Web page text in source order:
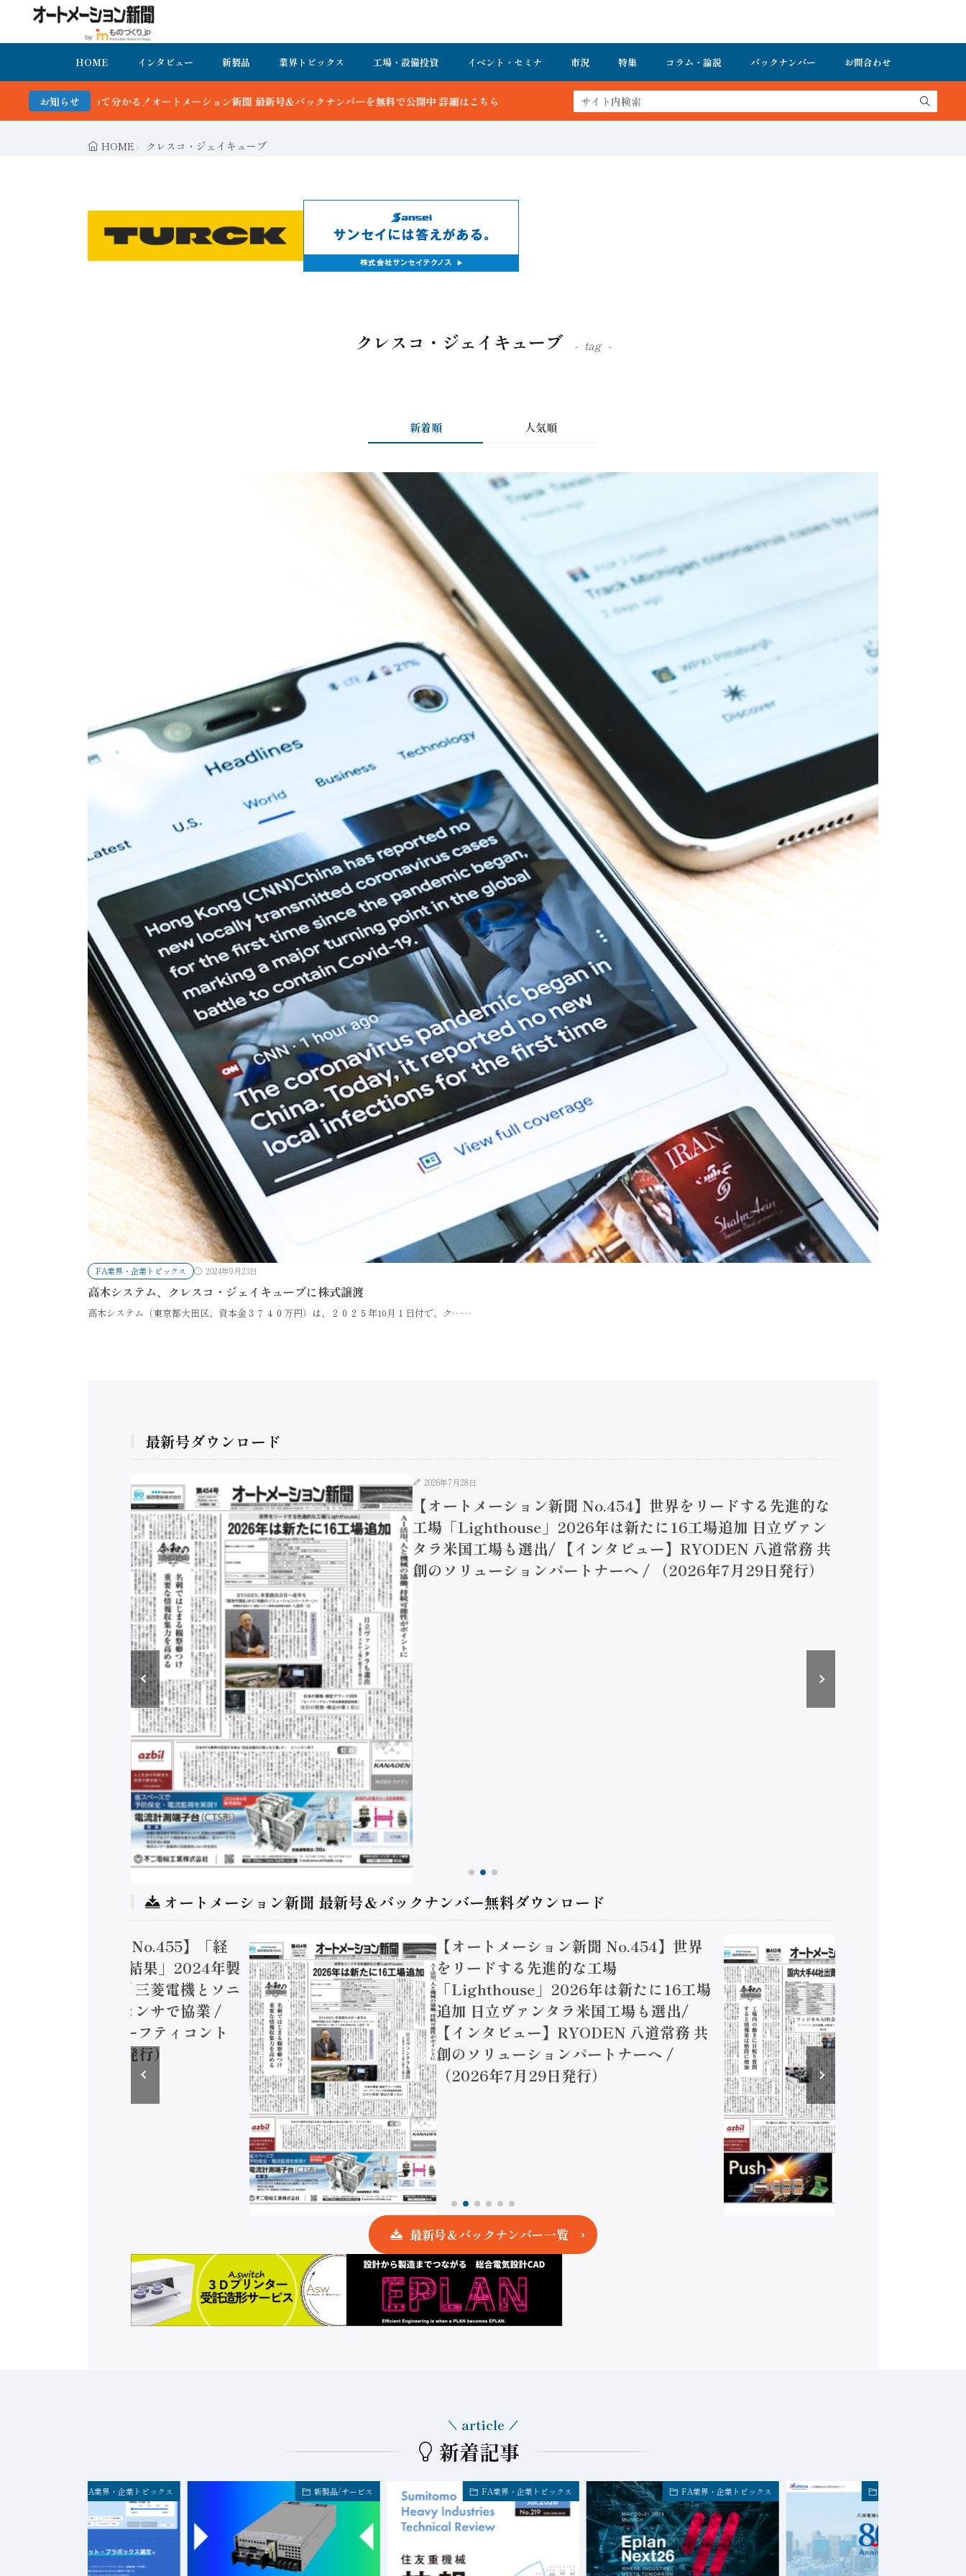
HOME インタビュー 新製品 業界トピックス 工場・設備投資 イベント・セミナ 市況 特集 コラム・論説 バックナンバー お問合わせ
お知らせ
！オートメーション新聞 最新号＆バックナンバーを無料で公開中 詳細はこちら
HOME クレスコ・ジェイキューブ
クレスコ・ジェイキューブ tag
新着順 人気順
FA業界・企業トピックス 2024年9月23日
高木システム、クレスコ・ジェイキューブに株式譲渡
高木システム（東京都大田区、資本金３７４０万円）は、２０２５年10月１日付で、ク……
最新号ダウンロード
2026年7月28日
【オートメーション新聞 No.454】世界をリードする先進的な
工場「Lighthouse」2026年は新たに16工場追加 日立ヴァン
タラ米国工場も選出/ 【インタビュー】RYODEN 八道常務 共
創のソリューションパートナーへ / （2026年7月29日発行）
オートメーション新聞 最新号＆バックナンバー無料ダウンロード
トメーション新聞 No.455】「経
実態調査二次集計結果」2024年製
加価値額86兆円 / 三菱電機とソニ
コン AIビジョンセンサで協業 /
安全に動かすセーフティコント
（2026年8月5日発行）
【オートメーション新聞 No.454】世界
をリードする先進的な工場
「Lighthouse」2026年は新たに16工場
追加 日立ヴァンタラ米国工場も選出/
【インタビュー】RYODEN 八道常務 共
創のソリューションパートナーへ /
（2026年7月29日発行）
最新号＆バックナンバー一覧
新着記事
article
FA業界・企業トピックス 新製品/サービス FA業界・企業トピックス FA業界・企業トピックス